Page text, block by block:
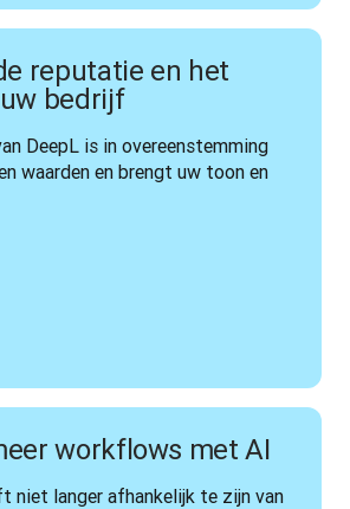
reputatie en het
bedrijf
DeepL is in overeenstemming
waarden en brengt uw toon en
workflows met AI
niet langer afhankelijk te zijn van